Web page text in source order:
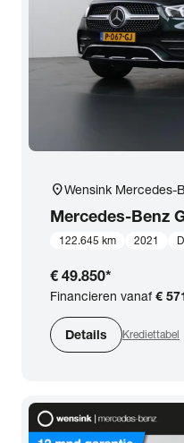
BTW (aftrekbaar) /
Merk & Model
Mercedes-Benz close
Transmissie
location_onWensink Mercedes-
Mercedes-Benz
122.645 km 2021
€ 49.850*
Financieren vanaf€
Details Krediettabel